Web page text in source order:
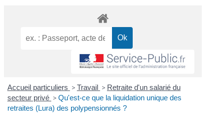
Accueil particuliers > Travail > Retraite d'un salarié du
secteur privé > Qu'est-ce que la liquidation unique des
retraites (Lura) des polypensionnés ?